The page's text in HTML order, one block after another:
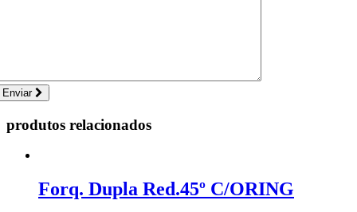
Enviar
produtos relacionados
Forq. Dupla Red.45º C/ORING